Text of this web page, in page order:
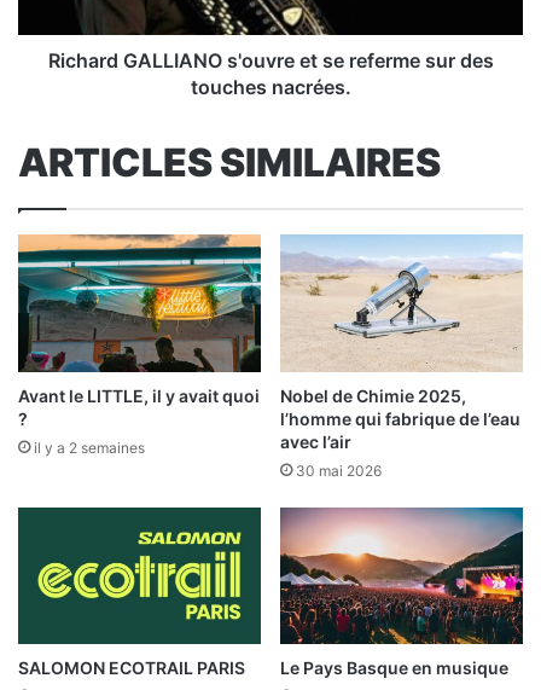
touches
nacrées.
Richard GALLIANO s'ouvre et se referme sur des
touches nacrées.
ARTICLES SIMILAIRES
Avant le LITTLE, il y avait quoi
?
il y a 2 semaines
Nobel de Chimie 2025,
l’homme qui fabrique de l’eau
avec l’air
30 mai 2026
SALOMON ECOTRAIL PARIS Le Pays Basque en musique